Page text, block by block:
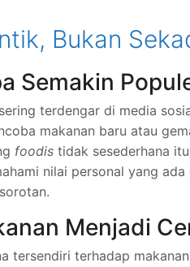
Bukan
Semakin
terdengar di media
makanan baru atau
foodis tidak sesederhana
nilai personal yang
Menjadi
tersendiri terhadap makanan